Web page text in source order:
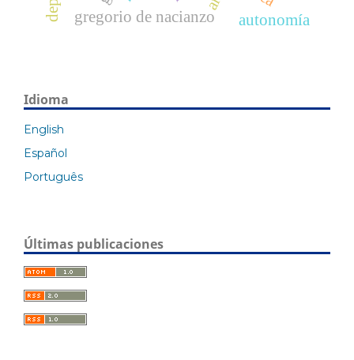
gregorio de nacianzo autonomía
Idioma
English
Español
Português
Últimas publicaciones